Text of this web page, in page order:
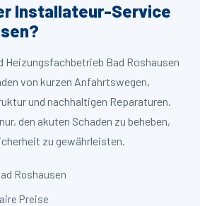
Installateur-Service
Heizungsfachbetrieb Bad Roshausen
von kurzen Anfahrtswegen,
und nachhaltigen Reparaturen.
den akuten Schaden zu beheben,
zu gewährleisten.
Roshausen
Preise